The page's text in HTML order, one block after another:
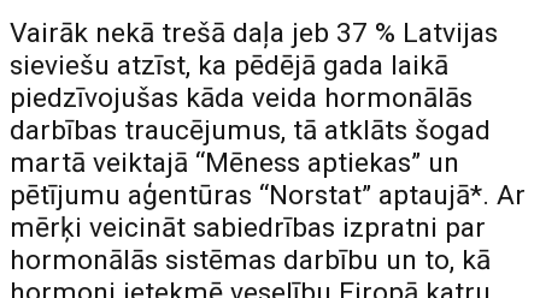
Vairāk nekā trešā daļa jeb 37 % Latvijas
sieviešu atzīst, ka pēdējā gada laikā
piedzīvojušas kāda veida hormonālās
darbības traucējumus, tā atklāts šogad
martā veiktajā “Mēness aptiekas” un
pētījumu aģentūras “Norstat” aptaujā*. Ar
mērķi veicināt sabiedrības izpratni par
hormonālās sistēmas darbību un to, kā